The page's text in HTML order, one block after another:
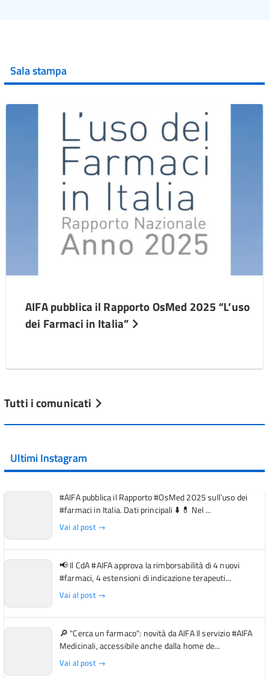
Sala stampa
AIFA pubblica il Rapporto OsMed 2025 “L’uso
dei Farmaci in Italia”
Tutti i comunicati
Ultimi Instagram
#AIFA pubblica il Rapporto #OsMed 2025 sull’uso dei
#farmaci in Italia. Dati principali ⬇️ 💊 Nel ...
Vai al post →
📢 Il CdA #AIFA approva la rimborsabilità di 4 nuovi
#farmaci, 4 estensioni di indicazione terapeuti...
Vai al post →
🔎 "Cerca un farmaco": novità da AIFA Il servizio #AIFA
Medicinali, accessibile anche dalla home de...
Vai al post →